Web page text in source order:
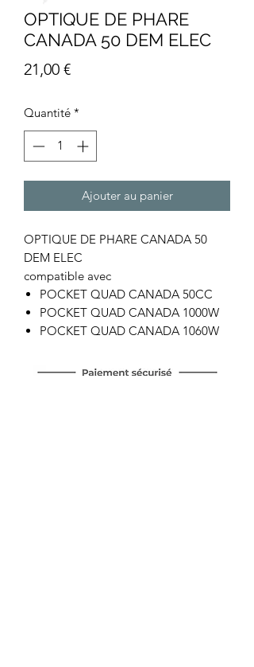
OPTIQUE DE PHARE
CANADA 50 DEM ELEC
21,00 €Prix
Quantité *
Ajouter au panier
OPTIQUE DE PHARE CANADA 50
DEM ELEC
compatible avec
POCKET QUAD CANADA 50CC
POCKET QUAD CANADA 1000W
POCKET QUAD CANADA 1060W